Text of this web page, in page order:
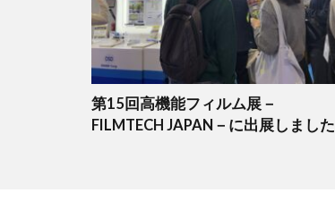
第15回高機能フィルム展－
FILMTECH JAPAN－に出展しました